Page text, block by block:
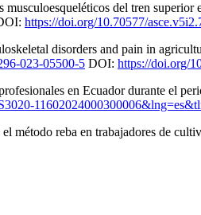
del tren superior
https://doi.org/10.70577/
disorders and pain in
023-05500-5 DOI: https://doi.org/
en Ecuador durante el
reba en trabajadores de